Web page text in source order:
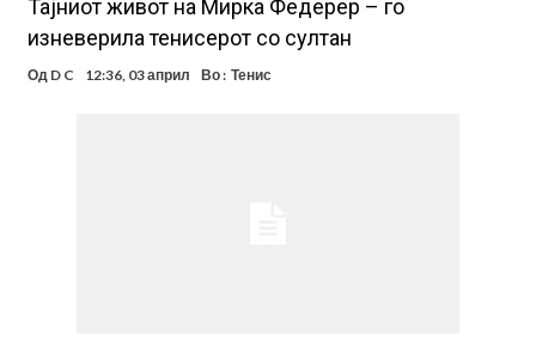
Тајниот живот на Мирка Федерер – го
изневерила тенисерот со султан
Од D C 12:36, 03 април Во : Тенис